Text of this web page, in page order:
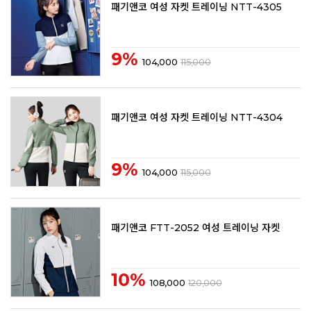
패기앤코 여성 자켓 트레이닝 NTT-4305
9% 104,000 115,000
패기앤코 여성 자켓 트레이닝 NTT-4304
9% 104,000 115,000
패기앤코 FTT-2052 여성 트레이닝 자켓
10% 108,000 120,000